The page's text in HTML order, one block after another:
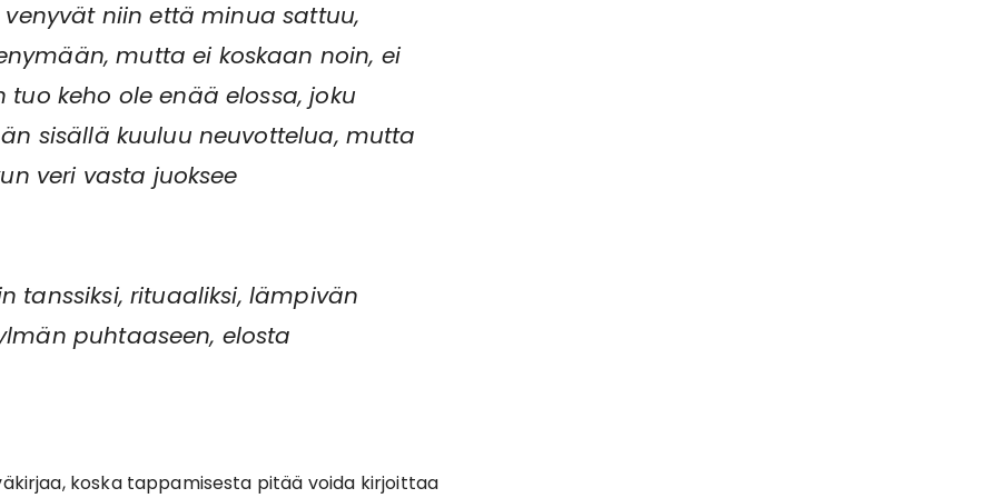
niin että minua sattuu,
mutta ei koskaan noin, ei
keho ole enää elossa, joku
sisällä kuuluu neuvottelua, mutta
veri vasta juoksee
tanssiksi, rituaaliksi, lämpivän
puhtaaseen, elosta
koska tappamisesta pitää voida kirjoittaa